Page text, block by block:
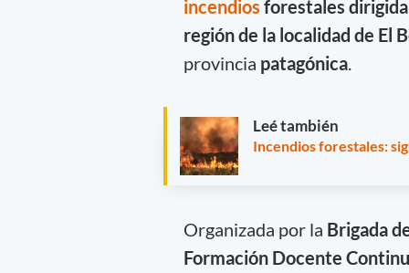
incendios forestales
región de la localidad de El
provincia patagónica.
Leé también
Incendios forestales:
Organizada por la Brigada
Formación Docente